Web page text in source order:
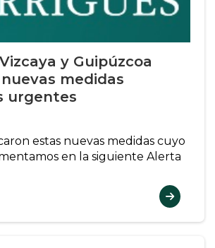
Vizcaya y Guipúzcoa
medidas
urgentes
estas nuevas medidas cuyo
en la siguiente Alerta